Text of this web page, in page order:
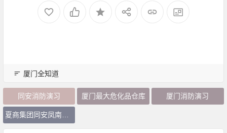
厦门全知道
同安消防演习 厦门最大危化品仓库 厦门消防演习
夏商集团同安凤南危化品仓库